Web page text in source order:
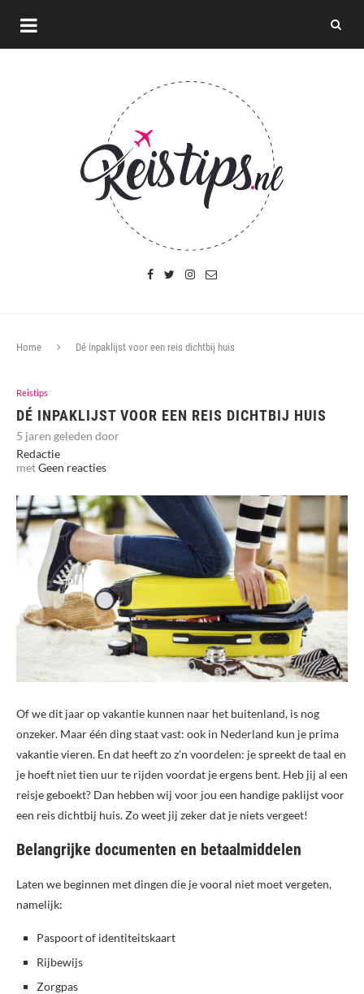
Home Dé inpaklijst voor een reis dichtbij huis
Reistips
DÉ INPAKLIJST VOOR EEN REIS DICHTBIJ HUIS
5 jaren geleden door
Redactie
metGeen reacties
Of we dit jaar op vakantie kunnen naar het buitenland, is nog
onzeker. Maar één ding staat vast: ook in Nederland kun je prima
vakantie vieren. En dat heeft zo z’n voordelen: je spreekt de taal en
je hoeft niet tien uur te rijden voordat je ergens bent. Heb jij al een
reisje geboekt? Dan hebben wij voor jou een handige paklijst voor
een reis dichtbij huis. Zo weet jij zeker dat je niets vergeet!
Belangrijke documenten en betaalmiddelen
Laten we beginnen met dingen die je vooral niet moet vergeten,
namelijk:
Paspoort of identiteitskaart
Rijbewijs
Zorgpas